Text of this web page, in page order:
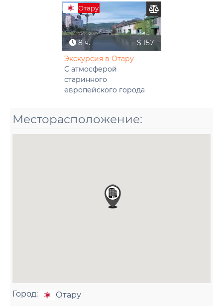
Отару
8 ч.
$ 157
Экскурсия в Отару
С атмосферой
старинного
европейского города
Месторасположение:
Город: Отару